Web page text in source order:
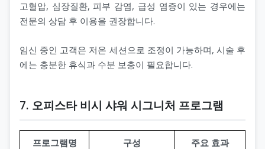
고혈압, 심장질환, 피부 감염, 급성 염증이 있는 경우에는
전문의 상담 후 이용을 권장합니다.
임신 중인 고객은 저온 세션으로 조정이 가능하며, 시술 후
에는 충분한 휴식과 수분 보충이 필요합니다.
7. 오피스타 비시 샤워 시그니처 프로그램
프로그램명 구성 주요 효과